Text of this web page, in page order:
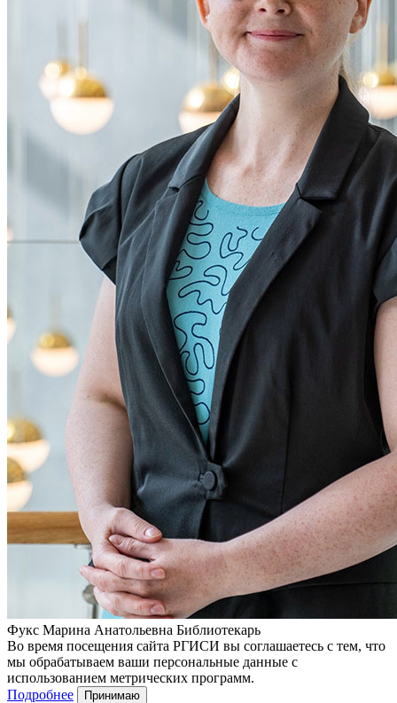
Фукс Марина Анатольевна Библиотекарь
Во время посещения сайта РГИСИ вы соглашаетесь с тем, что
мы обрабатываем ваши персональные данные с
использованием метрических программ.
Подробнее
Принимаю